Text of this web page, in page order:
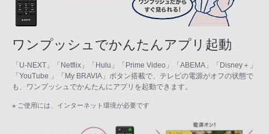
ワンプッシュでかんたんアプリ起動
「U-NEXT」「Netflix」「Hulu」「Prime Video」「ABEMA」「Disney＋」
「YouTube 」「My BRAVIA」ボタン搭載で、テレビの電源がオフの状態で
も、ワンプッシュでかんたんにアプリを起動できます。
※ ご使用には、インターネット環境が必要です